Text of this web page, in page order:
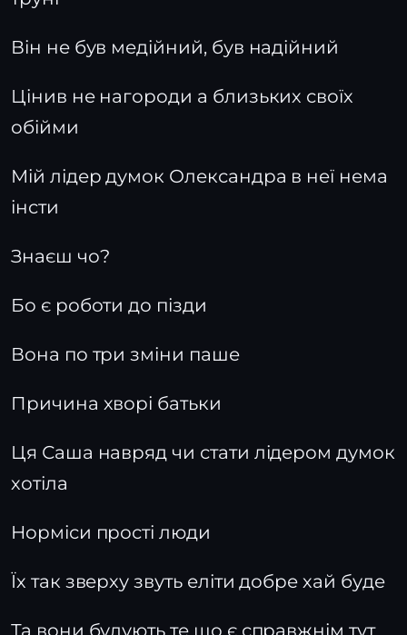
Він не був медійний, був надійний
Цінив не нагороди а близьких своїх
обійми
Мій лідер думок Олександра в неї нема
інсти
Знаєш чо?
Бо є роботи до пізди
Вона по три зміни паше
Причина хворі батьки
Ця Саша навряд чи стати лідером думок
хотіла
Норміси прості люди
Їх так зверху звуть еліти добре хай буде
Та вони будують те що є справжнім тут